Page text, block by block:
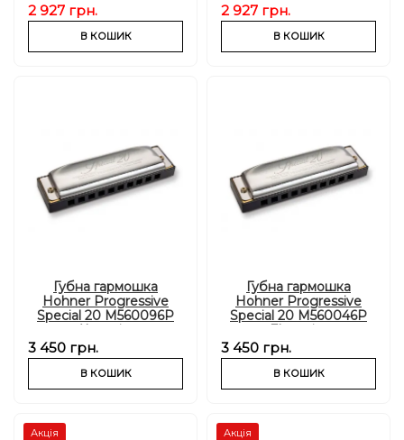
2 927 грн.
В КОШИК
2 927 грн.
В КОШИК
Губна гармошка
Hohner Progressive
Special 20 M560096P
Ab-major
3 450 грн.
В КОШИК
Губна гармошка
Hohner Progressive
Special 20 M560046P
Eb-major
3 450 грн.
В КОШИК
Акція Акція